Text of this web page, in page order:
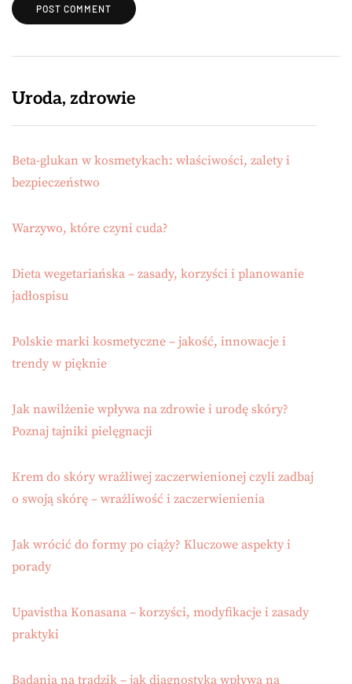
Uroda, zdrowie
Beta-glukan w kosmetykach: właściwości, zalety i
bezpieczeństwo
Warzywo, które czyni cuda?
Dieta wegetariańska – zasady, korzyści i planowanie
jadłospisu
Polskie marki kosmetyczne – jakość, innowacje i
trendy w pięknie
Jak nawilżenie wpływa na zdrowie i urodę skóry?
Poznaj tajniki pielęgnacji
Krem do skóry wrażliwej zaczerwienionej czyli zadbaj
o swoją skórę – wrażliwość i zaczerwienienia
Jak wrócić do formy po ciąży? Kluczowe aspekty i
porady
Upavistha Konasana – korzyści, modyfikacje i zasady
praktyki
Badania na trądzik – jak diagnostyka wpływa na